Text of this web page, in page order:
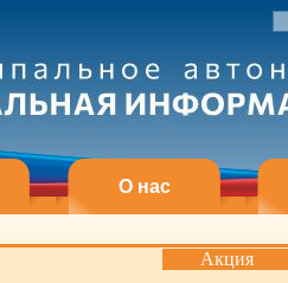
О нас
Акция